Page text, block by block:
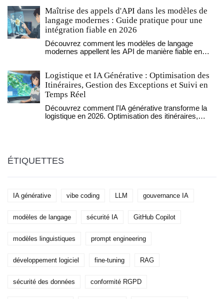
intelligents réinventent les pipelines et les pratiques
d'astreinte.
Maîtrise des appels d'API dans les modèles de
langage modernes : Guide pratique pour une
intégration fiable en 2026
Découvrez comment les modèles de langage
modernes appellent les API de manière fiable en
et Gemini 1.5 Pro. Évitez les erreurs coûteuses et
optimisez vos intégrations avec des stratégies
éprouvées.
Logistique et IA Générative : Optimisation des
Itinéraires, Gestion des Exceptions et Suivi en
Temps Réel
Découvrez comment l'IA générative transforme la
logistique en 2026. Optimisation des itinéraires,
ÉTIQUETTES
IA générative vibe coding LLM gouvernance IA
modèles de langage sécurité IA GitHub Copilot
modèles linguistiques prompt engineering
développement logiciel fine-tuning RAG
sécurité des données conformité RGPD